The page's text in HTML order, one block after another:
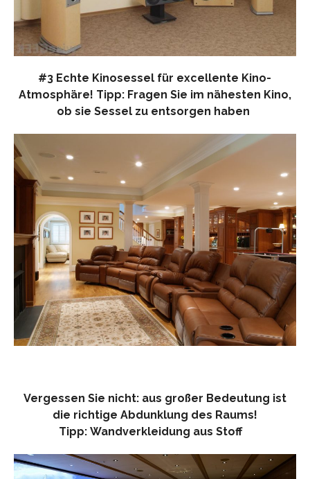
#3 Echte Kinosessel für excellente Kino-
Atmosphäre! Tipp: Fragen Sie im nähesten Kino,
ob sie Sessel zu entsorgen haben
Vergessen Sie nicht: aus großer Bedeutung ist
die richtige Abdunklung des Raums!
Tipp: Wandverkleidung aus Stoff